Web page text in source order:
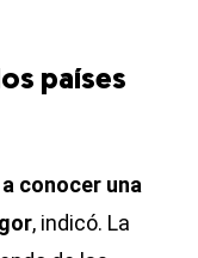
países
conocer una
, indicó. La